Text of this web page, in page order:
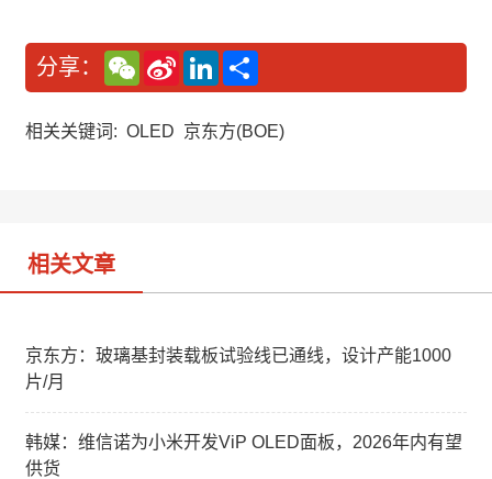
分享：
W
e
C
a
S
n
W
L
n
e
相关关键词: OLED 京东方(BOE)
相关文章
京东方：玻璃基封装载板试验线已通线，设计产能1000
片/月
韩媒：维信诺为小米开发ViP OLED面板，2026年内有望
供货